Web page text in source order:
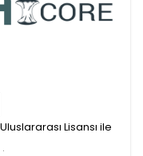
Lisansı ile
.